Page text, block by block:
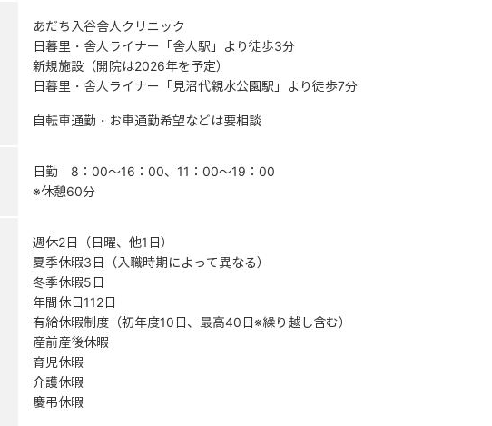
あだち入谷舎人クリニック
日暮里・舎人ライナー「舎人駅」より徒歩3分
新規施設（開院は2026年を予定）
日暮里・舎人ライナー「見沼代親水公園駅」より徒歩7分
自転車通勤・お車通勤希望などは要相談
日勤 8：00～16：00、11：00～19：00
※休憩60分
週休2日（日曜、他1日）
夏季休暇3日（入職時期によって異なる）
冬季休暇5日
年間休日112日
有給休暇制度（初年度10日、最高40日※繰り越し含む）
産前産後休暇
育児休暇
介護休暇
慶弔休暇